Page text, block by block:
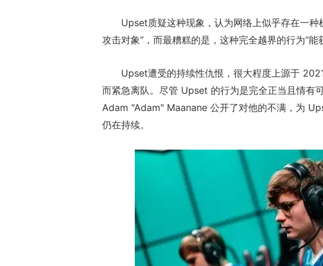
Upset质疑这种现象，认为网络上似乎存在一
攻击对象”，而最糟糕的是，这种完全越界的行为“能
Upset遭受的持续性仇恨，很大程度上源于
而紧急离队。尽管 Upset 的行为是完全正当且情有
Adam "Adam" Maanane 公开了对他的不满，为
仍在持续。